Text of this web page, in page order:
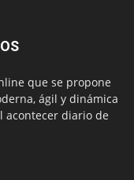
que se propone
ágil y dinámica
acontecer diario de